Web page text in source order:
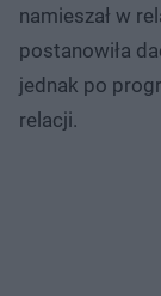
namieszał w
postanowiła
jednak po
relacji.